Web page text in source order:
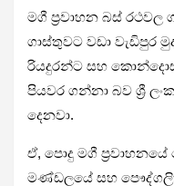
මගී ප්‍රවාහන බස්
ගාස්තුවට වඩා වැඩිපුර
රියදුරන්ට සහ
පියවර ගන්නා බව ශ්‍රී
දෙනවා.
ඒ, පොදු මගී ප්‍රවාහනයේ
මණ්ඩලයේ සහ